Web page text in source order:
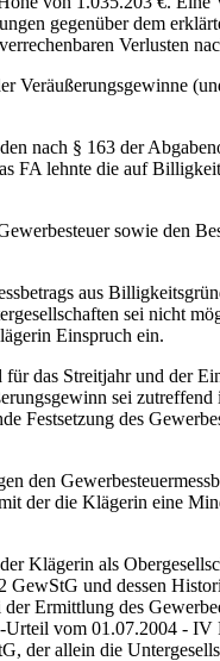
gegenüber dem
Verlusten
§ 163 der
FA lehnte die auf
sowie den
aus
sei nicht
Einspruch ein.
Streitjahr und der
sei
des
der die Klägerin eine
als
und dessen
Ermittlung des
Urteil vom 01.07.2004 -
der allein die